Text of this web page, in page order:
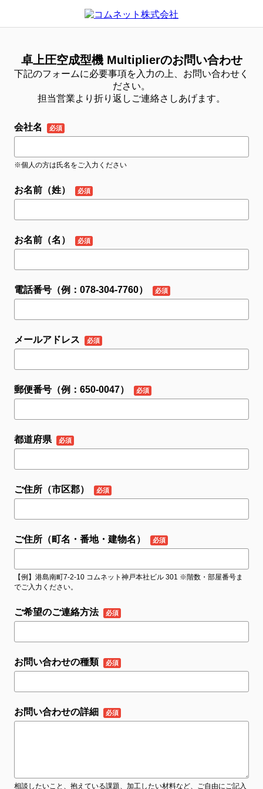
卓上圧空成型機 Multiplierのお問い合わせ
下記のフォームに必要事項を入力の上、お問い合わせく
ださい。
担当営業より折り返しご連絡さしあげます。
会社名
※個人の方は氏名をご入力ください
お名前（姓）
お名前（名）
電話番号（例：078-304-7760）
メールアドレス
郵便番号（例：650-0047）
都道府県
ご住所（市区郡）
ご住所（町名・番地・建物名）
【例】港島南町7-2-10 コムネット神戸本社ビル 301 ※階数・部屋番号ま
でご入力ください。
ご希望のご連絡方法
お問い合わせの種類
お問い合わせの詳細
相談したいこと、抱えている課題、加工したい材料など、ご自由にご記入